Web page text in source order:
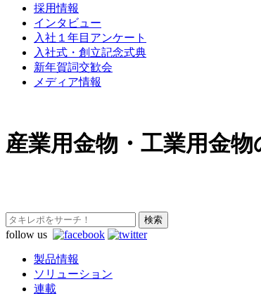
採用情報
インタビュー
入社１年目アンケート
入社式・創立記念式典
新年賀詞交歓会
メディア情報
産業用金物・工業用金
follow us
製品情報
ソリューション
連載